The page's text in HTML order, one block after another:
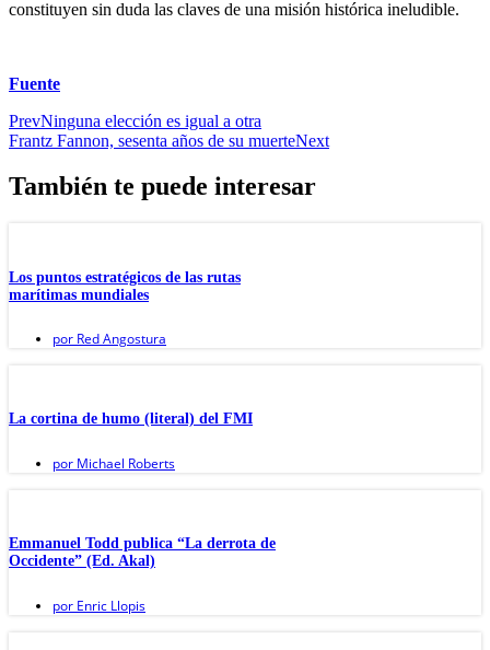
constituyen sin duda las claves de una misión histórica ineludible.
Fuente
PrevNinguna elección es igual a otra
Frantz Fannon, sesenta años de su muerteNext
También te puede interesar
Los puntos estratégicos de las rutas
marítimas mundiales
por Red Angostura
La cortina de humo (literal) del FMI
por Michael Roberts
Emmanuel Todd publica “La derrota de
Occidente” (Ed. Akal)
por Enric Llopis